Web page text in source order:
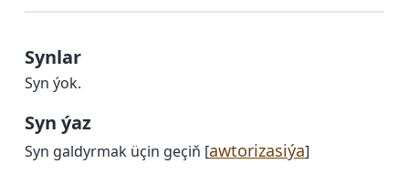
Synlar
Syn ýok.
Syn ýaz
Syn galdyrmak üçin geçiň [awtorizasiýa]